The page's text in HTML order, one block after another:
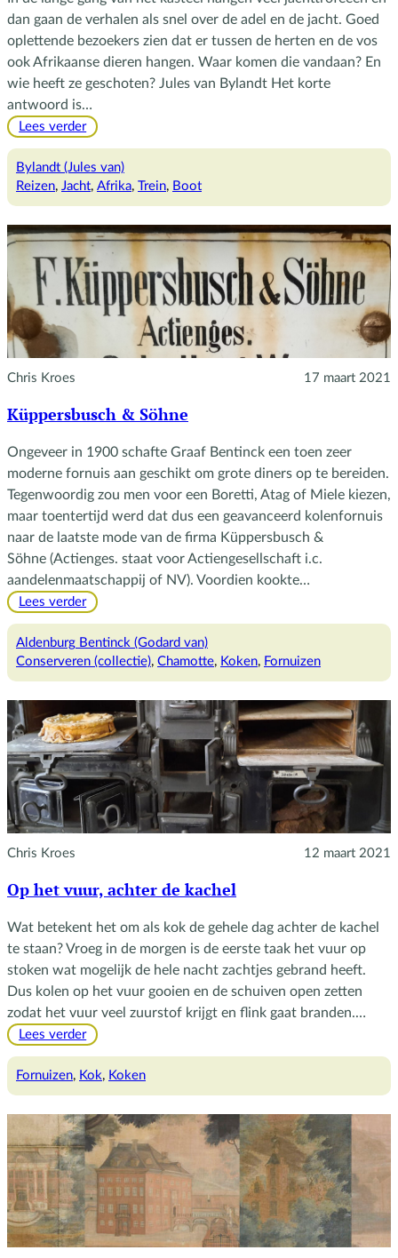
dan gaan de verhalen als snel over de adel en de jacht. Goed
oplettende bezoekers zien dat er tussen de herten en de vos
ook Afrikaanse dieren hangen. Waar komen die vandaan? En
wie heeft ze geschoten? Jules van Bylandt Het korte
antwoord is…
Lees verder:
door
Afrika,
Bylandt (Jules van)
Reizen, Jacht, Afrika, Trein, Boot
Chris Kroes 17 maart 2021
Küppersbusch & Söhne
Ongeveer in 1900 schafte Graaf Bentinck een toen zeer
moderne fornuis aan geschikt om grote diners op te bereiden.
Tegenwoordig zou men voor een Boretti, Atag of Miele kiezen,
maar toentertijd werd dat dus een geavanceerd kolenfornuis
naar de laatste mode van de firma Küppersbusch &
Söhne (Actienges. staat voor Actiengesellschaft i.c.
aandelenmaatschappij of NV). Voordien kookte…
Lees verder:
&
Söhne
Aldenburg Bentinck (Godard van)
Conserveren (collectie), Chamotte, Koken, Fornuizen
Chris Kroes 12 maart 2021
Op het vuur, achter de kachel
Wat betekent het om als kok de gehele dag achter de kachel
te staan? Vroeg in de morgen is de eerste taak het vuur op
stoken wat mogelijk de hele nacht zachtjes gebrand heeft.
Dus kolen op het vuur gooien en de schuiven open zetten
zodat het vuur veel zuurstof krijgt en flink gaat branden.…
Lees verder:
het
de
kachel
Fornuizen, Kok, Koken